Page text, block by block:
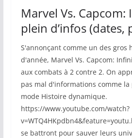
Marvel Vs. Capcom:
plein d’infos (dates,
S'annonçant comme un des gros
d'année, Marvel Vs. Capcom:
aux combats à 2 contre 2. On
pas mal d'informations comme la
mode Histoire dynamique.
https://www.youtube.com/watch?
se battront pour sauver leurs